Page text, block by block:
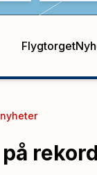
Flygtorget
nyheter